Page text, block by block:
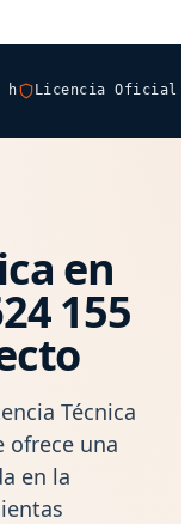
h Licencia Oficial
en
155
Técnica
ofrece una
en la